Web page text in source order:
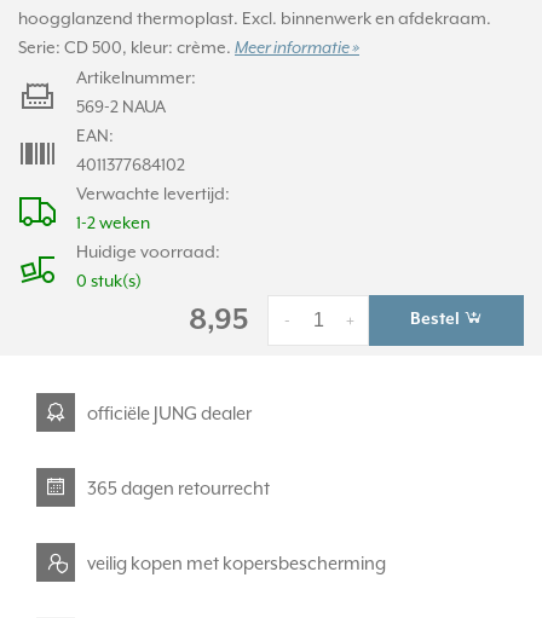
hoogglanzend thermoplast. Excl. binnenwerk en afdekraam.
Serie: CD 500, kleur: crème. Meer informatie »
Verwachte levertijd:
1-2 weken
Huidige voorraad:
0 stuk(s)
Artikelnummer:
569-2 NAUA
EAN:
4011377684102
8,95 +
- Bestel
officiële JUNG dealer
365 dagen retourrecht
veilig kopen met kopersbescherming